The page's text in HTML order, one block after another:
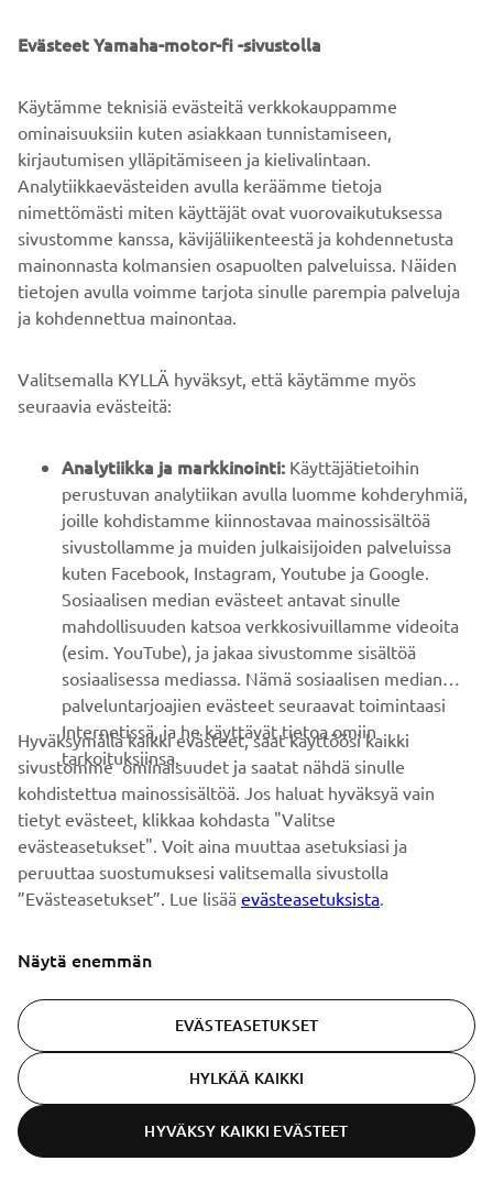
koskaan käyttää kaupallisiin tai ei-kaupallisiin tarkoituksiin
Co., Ltd:n nimenomaista kirjallista lupaa.
Aja aina turvallisesti ja noudata paikallisia
nopeusrajoituksia ja lakeja.
B2B
YAMAHA MUUALLA
ASIAKASTUKI
UUTISKIRJE
Ole ensimmäinen, joka kuulee uusimmista tarjouksista,
erikoistapahtumista, uusista julkaisuista ja paljon muuta...
TILAA
Lue tietosuojakäytäntömme saadaksesi tietää, miten
käsittelemme henkilötietojasi:
Tietosuoja ja evästeet -sivustolta
© Copyright - 2026 Yamaha Motor Europe N.V. - All Rights
Reserved
Tietosuojakäytäntö
Evästeet Yamaha-motor-fi -sivustolla
Käytämme teknisiä evästeitä verkkokauppamme
ominaisuuksiin kuten asiakkaan tunnistamiseen,
kirjautumisen ylläpitämiseen ja kielivalintaan.
Analytiikkaevästeiden avulla keräämme tietoja
nimettömästi miten käyttäjät ovat vuorovaikutuksessa
sivustomme kanssa, kävijäliikenteestä ja kohdennetusta
mainonnasta kolmansien osapuolten palveluissa. Näiden
tietojen avulla voimme tarjota sinulle parempia palveluja
ja kohdennettua mainontaa.
Valitsemalla KYLLÄ hyväksyt, että käytämme myös
seuraavia evästeitä:
Analytiikka ja markkinointi: Käyttäjätietoihin
perustuvan analytiikan avulla luomme kohderyhmiä,
joille kohdistamme kiinnostavaa mainossisältöä
sivustollamme ja muiden julkaisijoiden palveluissa
kuten Facebook, Instagram, Youtube ja Google.
Sosiaalisen median evästeet antavat sinulle
mahdollisuuden katsoa verkkosivuillamme videoita
(esim. YouTube), ja jakaa sivustomme sisältöä
sosiaalisessa mediassa. Nämä sosiaalisen median
palveluntarjoajien evästeet seuraavat toimintaasi
Internetissä, ja he käyttävät tietoa omiin
tarkoituksiinsa.
Hyväksymällä kaikki evästeet, saat käyttöösi kaikki
sivustomme ominaisuudet ja saatat nähdä sinulle
kohdistettua mainossisältöä. Jos haluat hyväksyä vain
tietyt evästeet, klikkaa kohdasta "Valitse
evästeasetukset". Voit aina muuttaa asetuksiasi ja
peruuttaa suostumuksesi valitsemalla sivustolla
”Evästeasetukset”. Lue lisää evästeasetuksista.
Näytä enemmän
EVÄSTEASETUKSET
HYLKÄÄ KAIKKI
HYVÄKSY KAIKKI EVÄSTEET